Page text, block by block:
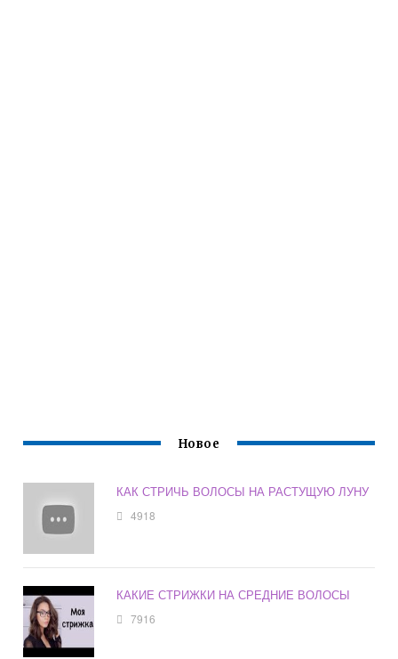
Новое
КАК СТРИЧЬ ВОЛОСЫ НА РАСТУЩУЮ ЛУНУ
4918
КАКИЕ СТРИЖКИ НА СРЕДНИЕ ВОЛОСЫ
7916